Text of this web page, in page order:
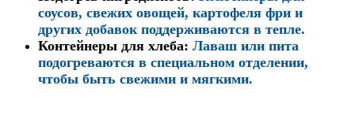
соусов, свежих овощей, картофеля фри и
других добавок поддерживаются в тепле.
Контейнеры для хлеба: Лаваш или пита
подогреваются в специальном отделении,
чтобы быть свежими и мягкими.